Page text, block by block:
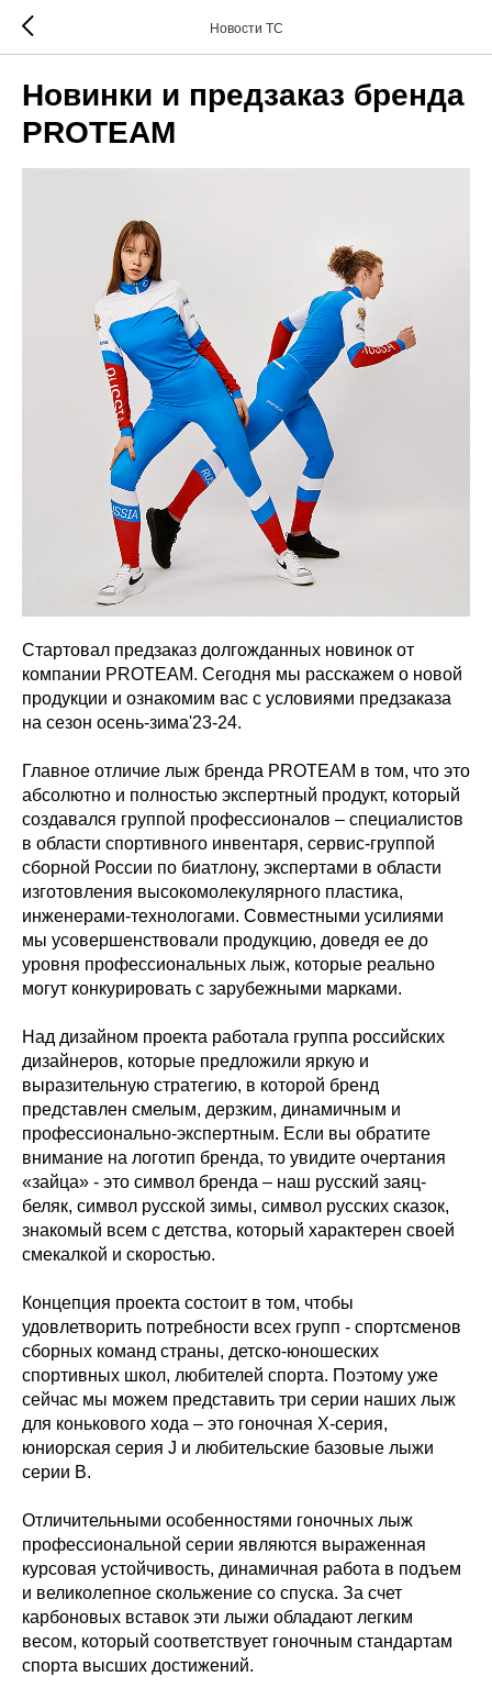
Новости ТС
Новинки и предзаказ бренда
PROTEAM
Стартовал предзаказ долгожданных новинок от
компании PROTEAM. Сегодня мы расскажем о новой
продукции и ознакомим вас с условиями предзаказа
на сезон осень-зима'23-24.
Главное отличие лыж бренда PROTEAM в том, что это
абсолютно и полностью экспертный продукт, который
создавался группой профессионалов – специалистов
в области спортивного инвентаря, сервис-группой
сборной России по биатлону, экспертами в области
изготовления высокомолекулярного пластика,
инженерами-технологами. Совместными усилиями
мы усовершенствовали продукцию, доведя ее до
уровня профессиональных лыж, которые реально
могут конкурировать с зарубежными марками.
Над дизайном проекта работала группа российских
дизайнеров, которые предложили яркую и
выразительную стратегию, в которой бренд
представлен смелым, дерзким, динамичным и
профессионально-экспертным. Если вы обратите
внимание на логотип бренда, то увидите очертания
«зайца» - это символ бренда – наш русский заяц-
беляк, символ русской зимы, символ русских сказок,
знакомый всем с детства, который характерен своей
смекалкой и скоростью.
Концепция проекта состоит в том, чтобы
удовлетворить потребности всех групп - спортсменов
сборных команд страны, детско-юношеских
спортивных школ, любителей спорта. Поэтому уже
сейчас мы можем представить три серии наших лыж
для конькового хода – это гоночная X-серия,
юниорская серия J и любительские базовые лыжи
серии B.
Отличительными особенностями гоночных лыж
профессиональной серии являются выраженная
курсовая устойчивость, динамичная работа в подъем
и великолепное скольжение со спуска. За счет
карбоновых вставок эти лыжи обладают легким
весом, который соответствует гоночным стандартам
спорта высших достижений.